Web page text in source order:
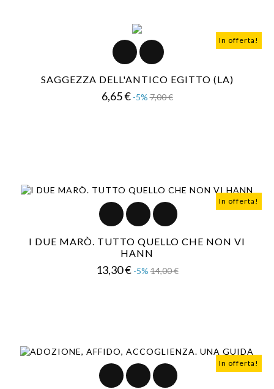
In offerta!
SAGGEZZA DELL'ANTICO EGITTO (LA)
6,65 € Prezzo
-5% 7,00 €Prezzo
In offerta!
I DUE MARÒ. TUTTO QUELLO CHE NON VI
HANN
13,30 € Prezzo
-5% 14,00 €Prezzo
In offerta!